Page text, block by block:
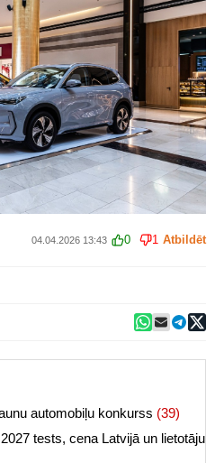
04.04.2026 13:43 0 1 Atbildēt
automobiļu konkurss (39)
tests, cena Latvijā un lietotāju